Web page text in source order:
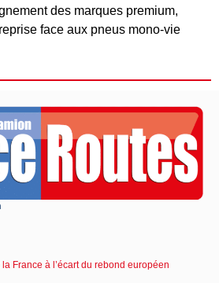
des marques premium,
face aux pneus mono-vie
France à l’écart du rebond européen